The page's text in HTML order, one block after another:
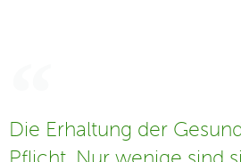
Die Erhaltung der